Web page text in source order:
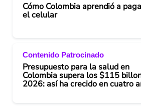
Cómo Colombia aprendió a
el celular
Contenido Patrocinado
Presupuesto para la salud en
Colombia supera los $115
2026: así ha crecido en cuatro